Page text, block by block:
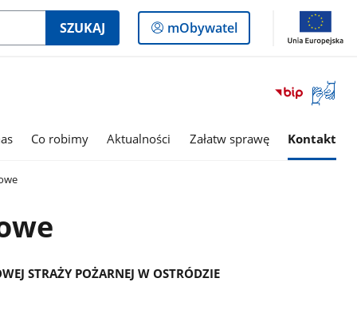
SZUKAJ
Logowanie
do
mObywatel
Otwórz
okno
języka
Co robimy Aktualności Załatw sprawę Kontakt
STRAŻY POŻARNEJW OSTRÓDZIE